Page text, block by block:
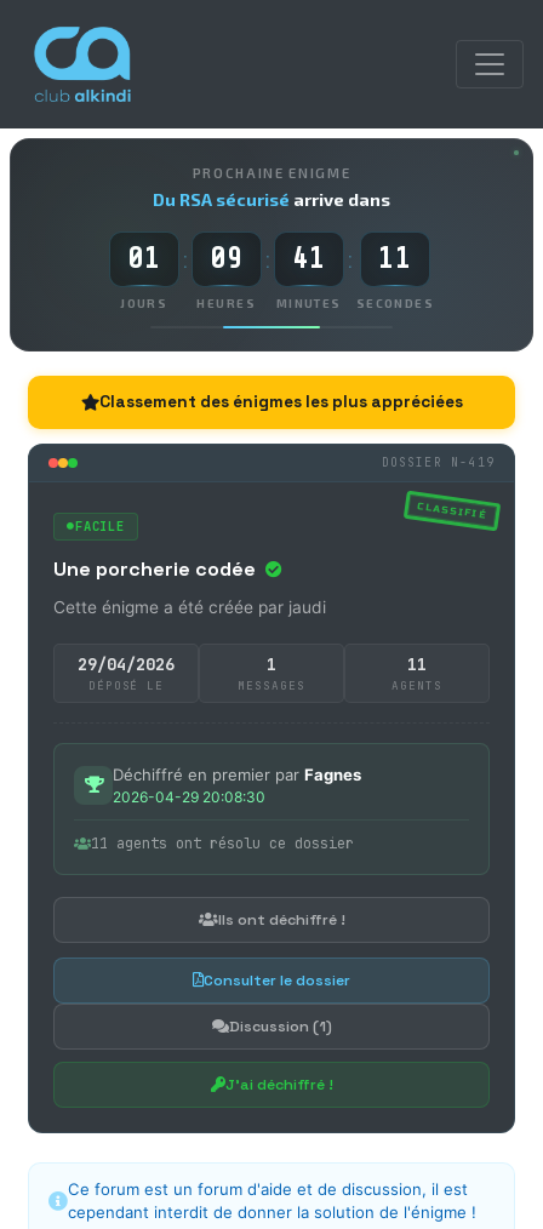
PROCHAINE ENIGME
Du RSA sécurisé arrive dans
01
JOURS
: 09
HEURES
: 41
MINUTES
: 10
SECONDES
Classement des énigmes les plus appréciées
DOSSIER N-419
CLASSIFIÉ
FACILE
Une porcherie codée
Cette énigme a été créée par jaudi
29/04/2026
DÉPOSÉ LE
1
MESSAGES
11
AGENTS
Déchiffré en premier par Fagnes
2026-04-29 20:08:30
11 agents ont résolu ce dossier
Ils ont déchiffré !
Consulter le dossier
Discussion (1)
J'ai déchiffré !
Ce forum est un forum d'aide et de discussion, il est
cependant interdit de donner la solution de l'énigme !